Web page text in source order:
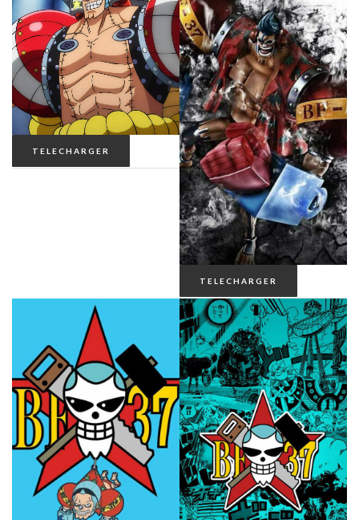
TELECHARGER
TELECHARGER
THE MANDALORIAN
THE PROMISE NEVERLAND
VINLAND SAGA
CATÉGORIE